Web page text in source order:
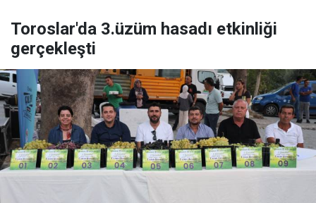
Toroslar'da 3.üzüm hasadı etkinliği
gerçekleşti